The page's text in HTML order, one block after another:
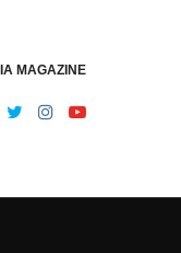
MAGAZINE